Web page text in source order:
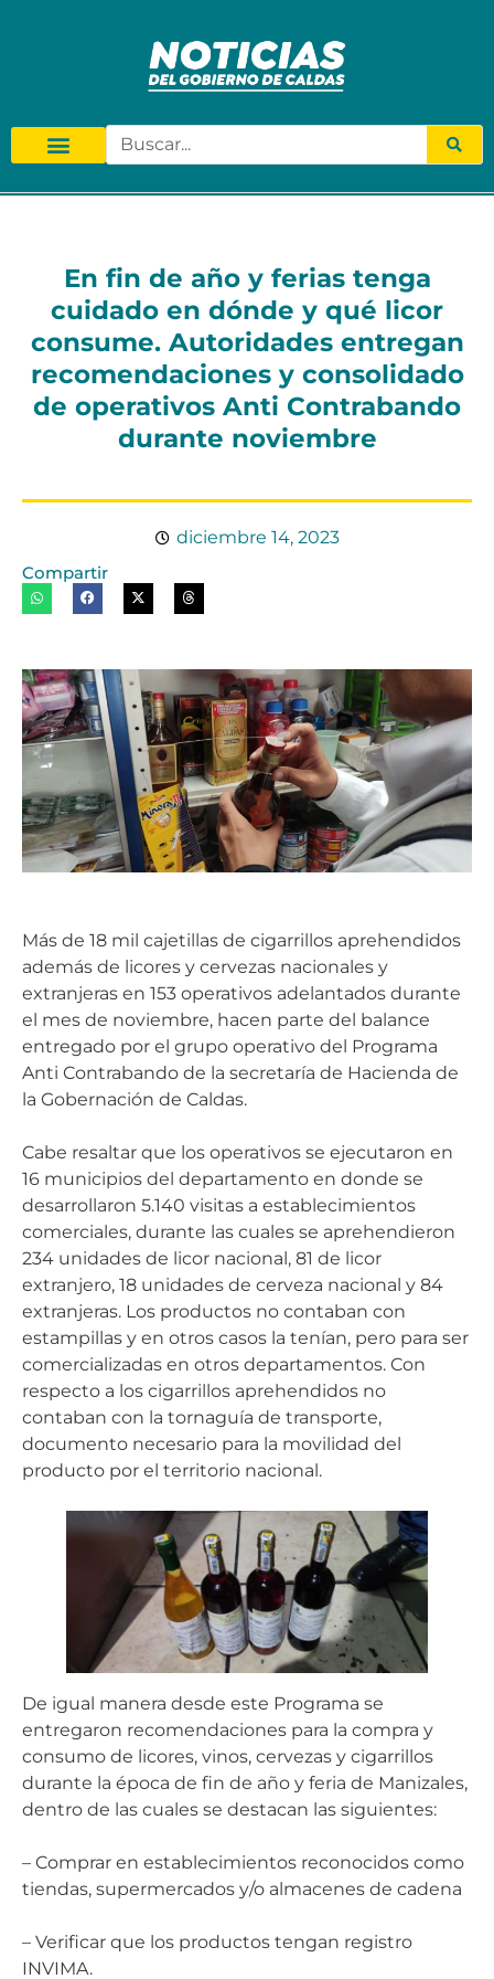
En fin de año y ferias tenga
cuidado en dónde y qué licor
consume. Autoridades entregan
recomendaciones y consolidado
de operativos Anti Contrabando
durante noviembre
diciembre 14, 2023
Compartir
Más de 18 mil cajetillas de cigarrillos aprehendidos
además de licores y cervezas nacionales y
extranjeras en 153 operativos adelantados durante
el mes de noviembre, hacen parte del balance
entregado por el grupo operativo del Programa
Anti Contrabando de la secretaría de Hacienda de
la Gobernación de Caldas.
Cabe resaltar que los operativos se ejecutaron en
16 municipios del departamento en donde se
desarrollaron 5.140 visitas a establecimientos
comerciales, durante las cuales se aprehendieron
234 unidades de licor nacional, 81 de licor
extranjero, 18 unidades de cerveza nacional y 84
extranjeras. Los productos no contaban con
estampillas y en otros casos la tenían, pero para ser
comercializadas en otros departamentos. Con
respecto a los cigarrillos aprehendidos no
contaban con la tornaguía de transporte,
documento necesario para la movilidad del
producto por el territorio nacional.
De igual manera desde este Programa se
entregaron recomendaciones para la compra y
consumo de licores, vinos, cervezas y cigarrillos
durante la época de fin de año y feria de Manizales,
dentro de las cuales se destacan las siguientes:
– Comprar en establecimientos reconocidos como
tiendas, supermercados y/o almacenes de cadena
– Verificar que los productos tengan registro
INVIMA.